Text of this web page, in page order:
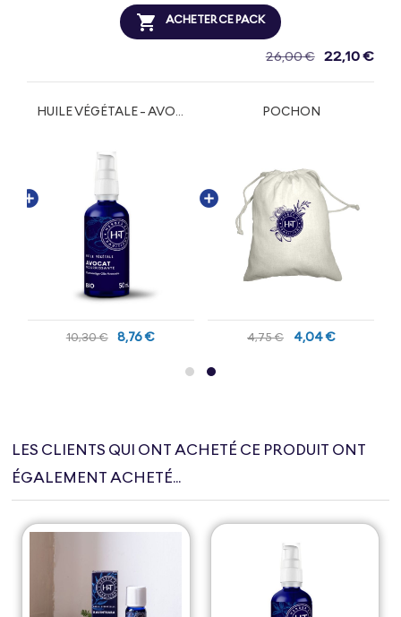
 ACHETER CE PACK
26,00 € 22,10 €
HUILE VÉGÉTALE - AVOCAT BIO
10,30 € 8,76 €
POCHON
4,75 € 4,04 €
LES CLIENTS QUI ONT ACHETÉ CE PRODUIT ONT
ÉGALEMENT ACHETÉ...